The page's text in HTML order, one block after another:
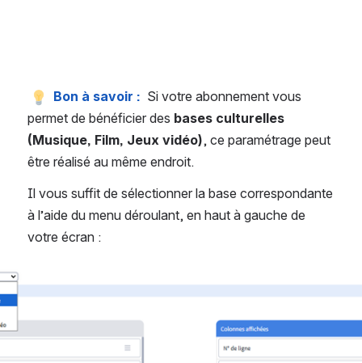
Bon à savoir :
  Si votre abonnement vous
permet de bénéficier des bases culturelles
(Musique, Film, Jeux vidéo), ce paramétrage peut
être réalisé au même endroit.
Il vous suffit de sélectionner la base correspondante
à l’aide du menu déroulant, en haut à gauche de
votre écran :